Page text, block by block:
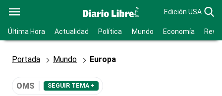
Edición USA
Última Hora Actualidad Política Mundo Economía
Portada Mundo Europa
OMS SEGUIR TEMA +